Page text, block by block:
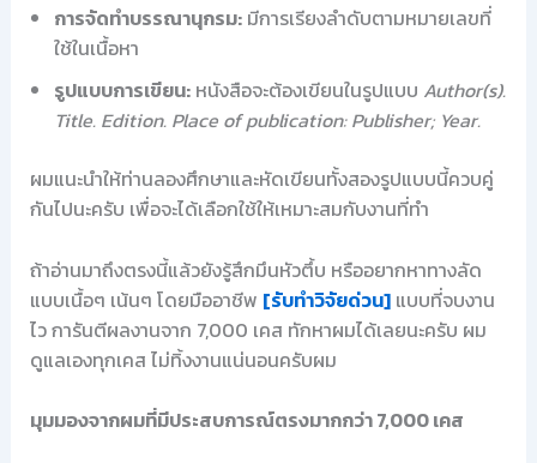
การจัดทำบรรณานุกรม:มีการเรียงลำดับตามหมายเลขที่
ใช้ในเนื้อหา
รูปแบบการเขียน:หนังสือจะต้องเขียนในรูปแบบ Author(s).
Title. Edition. Place of publication: Publisher; Year.
ผมแนะนำให้ท่านลองศึกษาและหัดเขียนทั้งสองรูปแบบนี้ควบคู่
กันไปนะครับ เพื่อจะได้เลือกใช้ให้เหมาะสมกับงานที่ทำ
ถ้าอ่านมาถึงตรงนี้แล้วยังรู้สึกมึนหัวตึ้บ หรืออยากหาทางลัด
แบบเนื้อๆ เน้นๆ โดยมืออาชีพ [รับทำวิจัยด่วน]แบบที่จบงาน
ไว การันตีผลงานจาก 7,000 เคส ทักหาผมได้เลยนะครับ ผม
ดูแลเองทุกเคส ไม่ทิ้งงานแน่นอนครับผม
มุมมองจากผมที่มีประสบการณ์ตรงมากกว่า 7,000 เคส